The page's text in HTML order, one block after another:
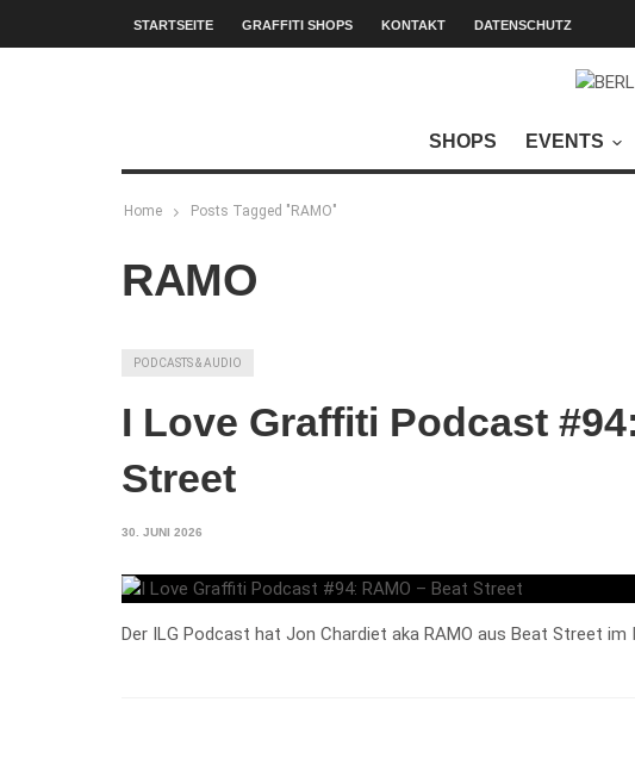
STARTSEITE GRAFFITI SHOPS KONTAKT DATENSCHUTZ
SHOPS EVENTS
Home Posts Tagged "RAMO"
RAMO
PODCASTS & AUDIO
I Love Graffiti Podcast
Street
30. JUNI 2026
Der ILG Podcast hat Jon Chardiet aka RAMO aus Beat Street im